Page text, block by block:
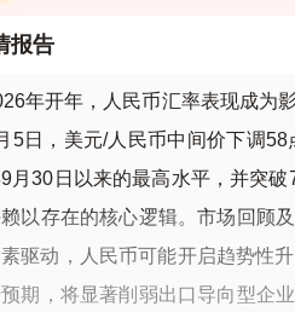
报告
年开年，人民币汇率表现成为
5日，美元/人民币中间价下调
月30日以来的最高水平，并突
以存在的核心逻辑。市场回顾
驱动，人民币可能开启趋势性
期，将显著削弱出口导向型企